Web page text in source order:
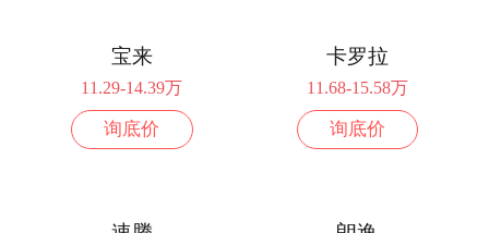
宝来
11.29-14.39万
询底价
卡罗拉
11.68-15.58万
询底价